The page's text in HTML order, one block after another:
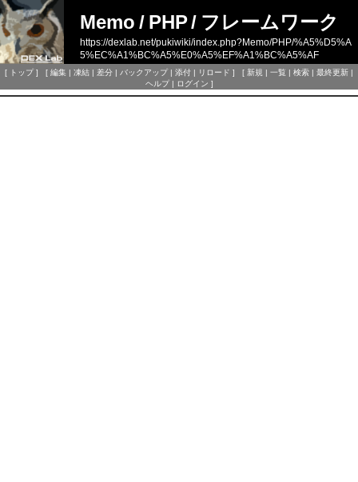
Memo / PHP/ フレームワーク
https://dexlab.net/pukiwiki/index.php?Memo/PHP/%A5%D5%A
5%EC%A1%BC%A5%E0%A5%EF%A1%BC%A5%AF
[ トップ] [ 編集 | 凍結 | 差分 | バックアップ| 添付 | リロード ] [ 新規 | 一覧 | 検索 | 最終更新 |
ヘルプ| ログイン ]